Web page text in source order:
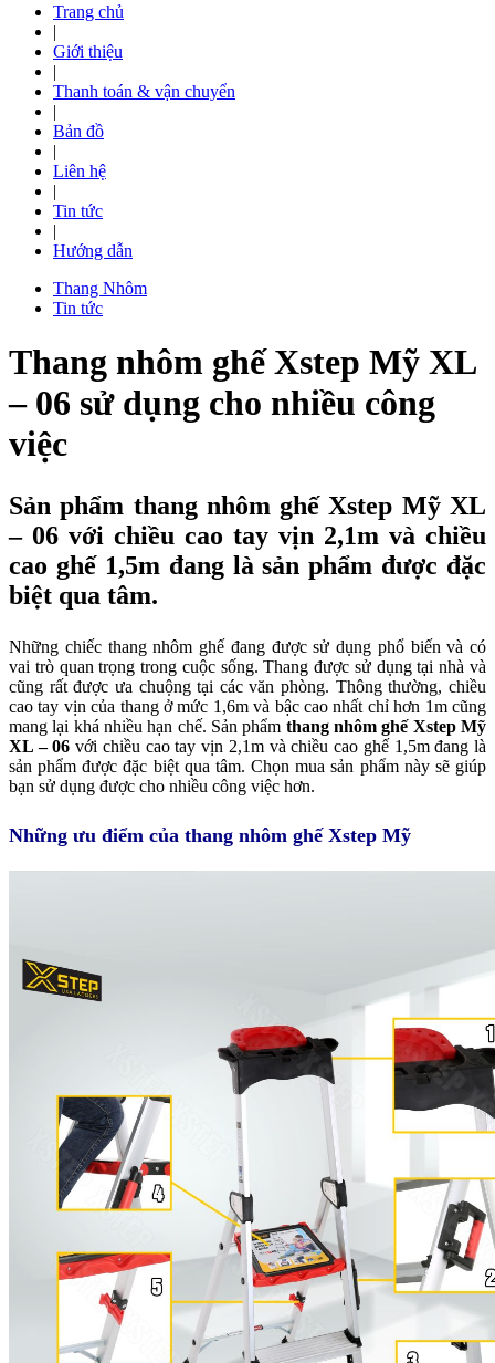
Trang chủ
|
Giới thiệu
|
Thanh toán & vận chuyển
|
Bản đồ
|
Liên hệ
|
Tin tức
|
Hướng dẫn
Thang Nhôm
Tin tức
Thang nhôm ghế Xstep Mỹ XL
– 06 sử dụng cho nhiều công
việc
Sản phẩm thang nhôm ghế Xstep Mỹ XL
– 06 với chiều cao tay vịn 2,1m và chiều
cao ghế 1,5m đang là sản phẩm được đặc
biệt qua tâm.
Những chiếc thang nhôm ghế đang được sử dụng phổ biến và có
vai trò quan trọng trong cuộc sống. Thang được sử dụng tại nhà và
cũng rất được ưa chuộng tại các văn phòng. Thông thường, chiều
cao tay vịn của thang ở mức 1,6m và bậc cao nhất chỉ hơn 1m cũng
mang lại khá nhiều hạn chế. Sản phẩm thang nhôm ghế Xstep Mỹ
XL – 06với chiều cao tay vịn 2,1m và chiều cao ghế 1,5m đang là
sản phẩm được đặc biệt qua tâm. Chọn mua sản phẩm này sẽ giúp
bạn sử dụng được cho nhiều công việc hơn.
Những ưu điểm của thang nhôm ghế Xstep Mỹ